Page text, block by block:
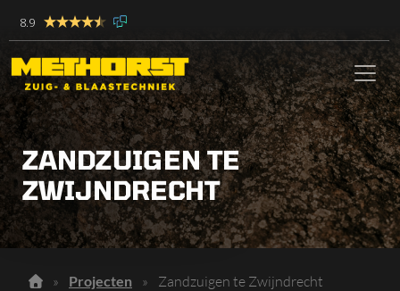
8.9
ZANDZUIGEN TE
ZWIJNDRECHT
» Projecten » Zandzuigen te Zwijndrecht